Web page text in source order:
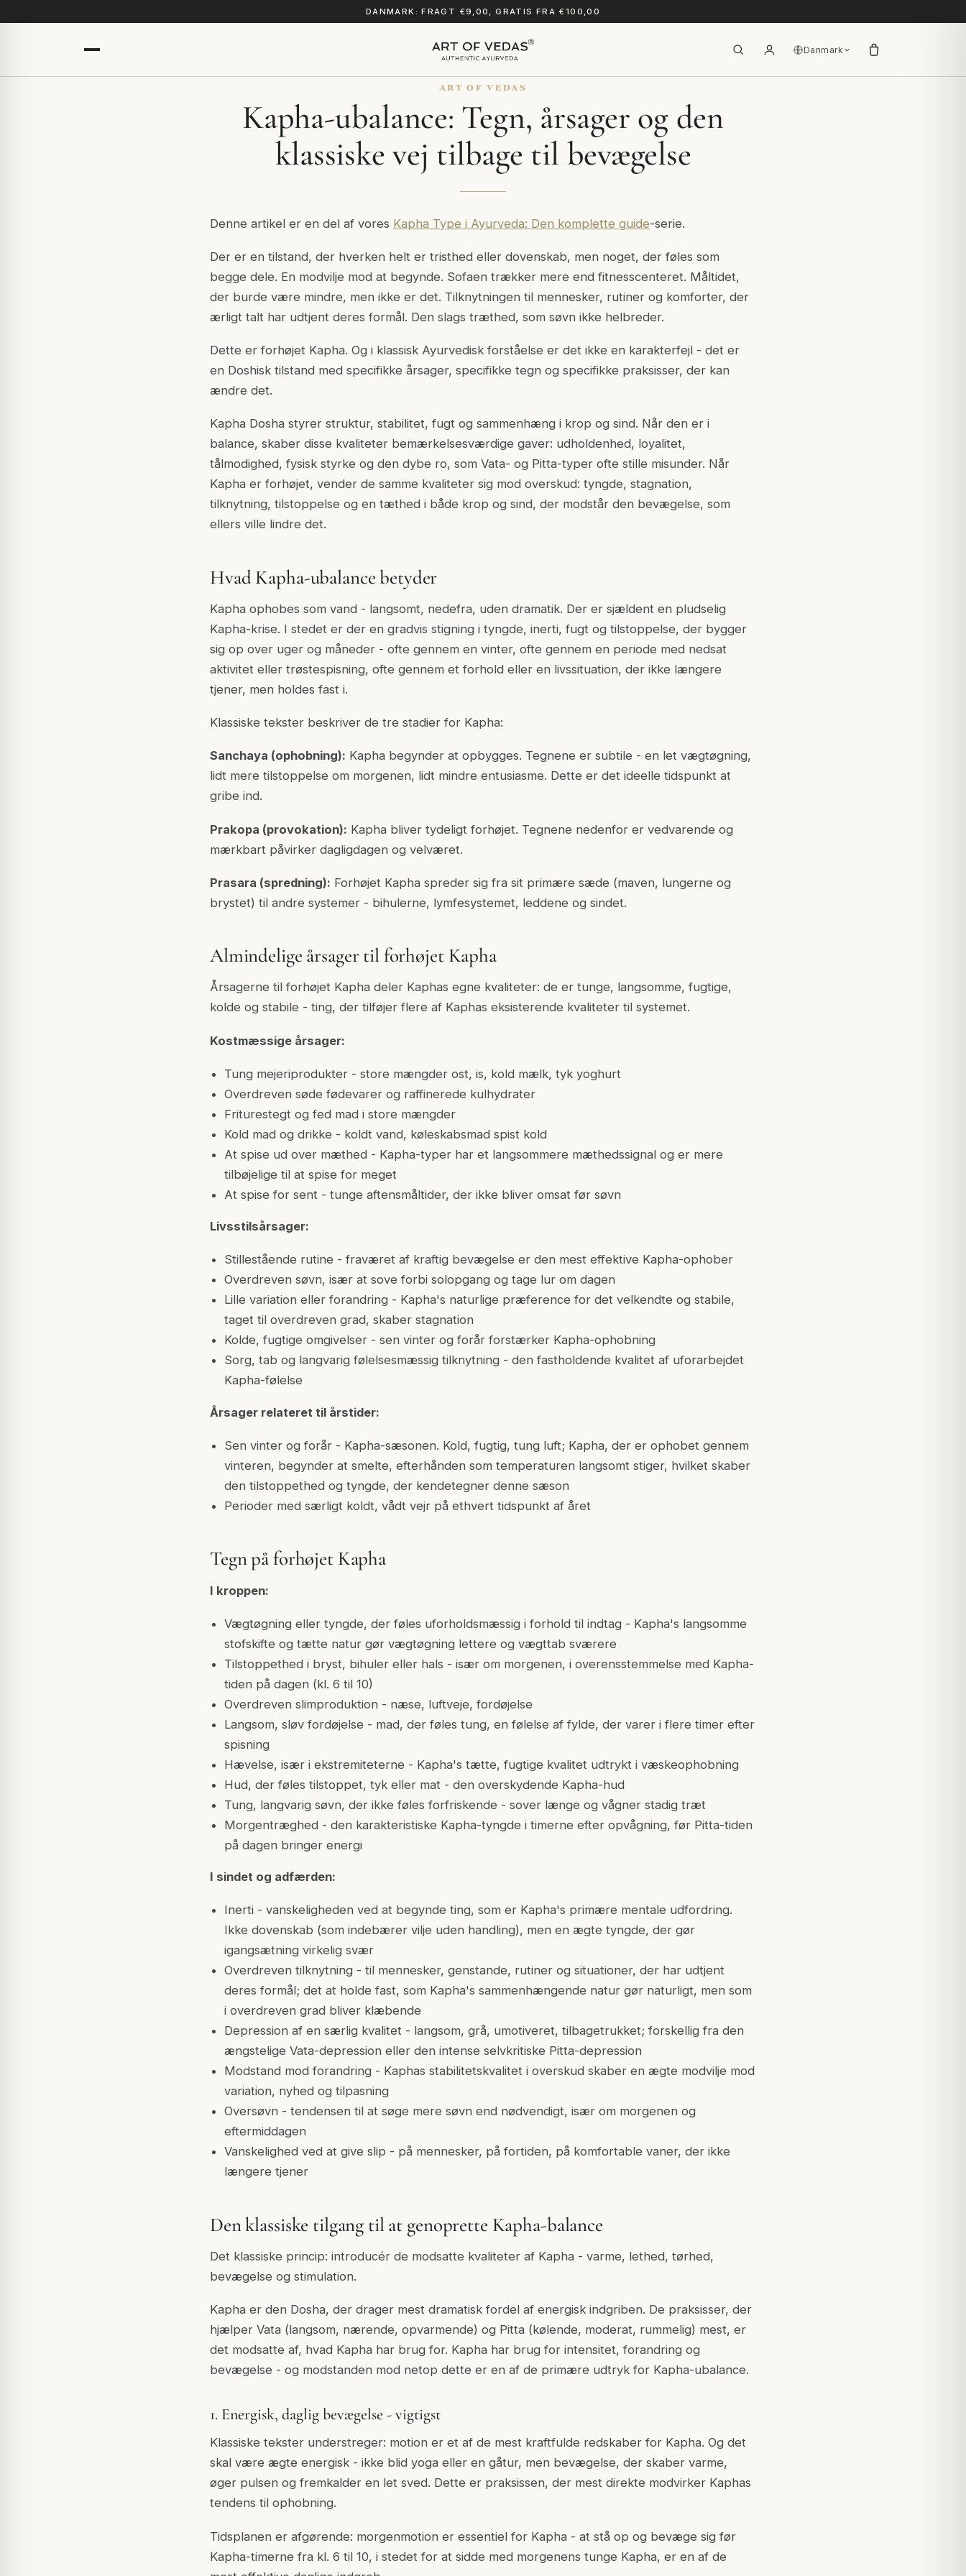
DANMARK: FRAGT €9,00, GRATIS FRA €100,00
Danmark
ART OF VEDAS
Kapha-ubalance: Tegn, årsager og den
klassiske vej tilbage til bevægelse
Denne artikel er en del af vores Kapha Type i Ayurveda: Den komplette guide-serie.
Der er en tilstand, der hverken helt er tristhed eller dovenskab, men noget, der føles som
begge dele. En modvilje mod at begynde. Sofaen trækker mere end fitnesscenteret. Måltidet,
der burde være mindre, men ikke er det. Tilknytningen til mennesker, rutiner og komforter, der
ærligt talt har udtjent deres formål. Den slags træthed, som søvn ikke helbreder.
Dette er forhøjet Kapha. Og i klassisk Ayurvedisk forståelse er det ikke en karakterfejl - det er
en Doshisk tilstand med specifikke årsager, specifikke tegn og specifikke praksisser, der kan
ændre det.
Kapha Dosha styrer struktur, stabilitet, fugt og sammenhæng i krop og sind. Når den er i
balance, skaber disse kvaliteter bemærkelsesværdige gaver: udholdenhed, loyalitet,
tålmodighed, fysisk styrke og den dybe ro, som Vata- og Pitta-typer ofte stille misunder. Når
Kapha er forhøjet, vender de samme kvaliteter sig mod overskud: tyngde, stagnation,
tilknytning, tilstoppelse og en tæthed i både krop og sind, der modstår den bevægelse, som
ellers ville lindre det.
Hvad Kapha-ubalance betyder
Kapha ophobes som vand - langsomt, nedefra, uden dramatik. Der er sjældent en pludselig
Kapha-krise. I stedet er der en gradvis stigning i tyngde, inerti, fugt og tilstoppelse, der bygger
sig op over uger og måneder - ofte gennem en vinter, ofte gennem en periode med nedsat
aktivitet eller trøstespisning, ofte gennem et forhold eller en livssituation, der ikke længere
tjener, men holdes fast i.
Klassiske tekster beskriver de tre stadier for Kapha:
Sanchaya (ophobning): Kapha begynder at opbygges. Tegnene er subtile - en let vægtøgning,
lidt mere tilstoppelse om morgenen, lidt mindre entusiasme. Dette er det ideelle tidspunkt at
gribe ind.
Prakopa (provokation): Kapha bliver tydeligt forhøjet. Tegnene nedenfor er vedvarende og
mærkbart påvirker dagligdagen og velværet.
Prasara (spredning): Forhøjet Kapha spreder sig fra sit primære sæde (maven, lungerne og
brystet) til andre systemer - bihulerne, lymfesystemet, leddene og sindet.
Almindelige årsager til forhøjet Kapha
Årsagerne til forhøjet Kapha deler Kaphas egne kvaliteter: de er tunge, langsomme, fugtige,
kolde og stabile - ting, der tilføjer flere af Kaphas eksisterende kvaliteter til systemet.
Kostmæssige årsager:
Tung mejeriprodukter - store mængder ost, is, kold mælk, tyk yoghurt
Overdreven søde fødevarer og raffinerede kulhydrater
Friturestegt og fed mad i store mængder
Kold mad og drikke - koldt vand, køleskabsmad spist kold
At spise ud over mæthed - Kapha-typer har et langsommere mæthedssignal og er mere
tilbøjelige til at spise for meget
At spise for sent - tunge aftensmåltider, der ikke bliver omsat før søvn
Livsstilsårsager:
Stillestående rutine - fraværet af kraftig bevægelse er den mest effektive Kapha-ophober
Overdreven søvn, især at sove forbi solopgang og tage lur om dagen
Lille variation eller forandring - Kapha's naturlige præference for det velkendte og stabile,
taget til overdreven grad, skaber stagnation
Kolde, fugtige omgivelser - sen vinter og forår forstærker Kapha-ophobning
Sorg, tab og langvarig følelsesmæssig tilknytning - den fastholdende kvalitet af uforarbejdet
Kapha-følelse
Årsager relateret til årstider:
Sen vinter og forår - Kapha-sæsonen. Kold, fugtig, tung luft; Kapha, der er ophobet gennem
vinteren, begynder at smelte, efterhånden som temperaturen langsomt stiger, hvilket skaber
den tilstoppethed og tyngde, der kendetegner denne sæson
Perioder med særligt koldt, vådt vejr på ethvert tidspunkt af året
Tegn på forhøjet Kapha
I kroppen:
Vægtøgning eller tyngde, der føles uforholdsmæssig i forhold til indtag - Kapha's langsomme
stofskifte og tætte natur gør vægtøgning lettere og vægttab sværere
Tilstoppethed i bryst, bihuler eller hals - især om morgenen, i overensstemmelse med Kapha-
tiden på dagen (kl. 6 til 10)
Overdreven slimproduktion - næse, luftveje, fordøjelse
Langsom, sløv fordøjelse - mad, der føles tung, en følelse af fylde, der varer i flere timer efter
spisning
Hævelse, især i ekstremiteterne - Kapha's tætte, fugtige kvalitet udtrykt i væskeophobning
Hud, der føles tilstoppet, tyk eller mat - den overskydende Kapha-hud
Tung, langvarig søvn, der ikke føles forfriskende - sover længe og vågner stadig træt
Morgentræghed - den karakteristiske Kapha-tyngde i timerne efter opvågning, før Pitta-tiden
på dagen bringer energi
I sindet og adfærden:
Inerti - vanskeligheden ved at begynde ting, som er Kapha's primære mentale udfordring.
Ikke dovenskab (som indebærer vilje uden handling), men en ægte tyngde, der gør
igangsætning virkelig svær
Overdreven tilknytning - til mennesker, genstande, rutiner og situationer, der har udtjent
deres formål; det at holde fast, som Kapha's sammenhængende natur gør naturligt, men som
i overdreven grad bliver klæbende
Depression af en særlig kvalitet - langsom, grå, umotiveret, tilbagetrukket; forskellig fra den
ængstelige Vata-depression eller den intense selvkritiske Pitta-depression
Modstand mod forandring - Kaphas stabilitetskvalitet i overskud skaber en ægte modvilje mod
variation, nyhed og tilpasning
Oversøvn - tendensen til at søge mere søvn end nødvendigt, især om morgenen og
eftermiddagen
Vanskelighed ved at give slip - på mennesker, på fortiden, på komfortable vaner, der ikke
længere tjener
Den klassiske tilgang til at genoprette Kapha-balance
Det klassiske princip: introducér de modsatte kvaliteter af Kapha - varme, lethed, tørhed,
bevægelse og stimulation.
Kapha er den Dosha, der drager mest dramatisk fordel af energisk indgriben. De praksisser, der
hjælper Vata (langsom, nærende, opvarmende) og Pitta (kølende, moderat, rummelig) mest, er
det modsatte af, hvad Kapha har brug for. Kapha har brug for intensitet, forandring og
bevægelse - og modstanden mod netop dette er en af de primære udtryk for Kapha-ubalance.
1. Energisk, daglig bevægelse - vigtigst
Klassiske tekster understreger: motion er et af de mest kraftfulde redskaber for Kapha. Og det
skal være ægte energisk - ikke blid yoga eller en gåtur, men bevægelse, der skaber varme,
øger pulsen og fremkalder en let sved. Dette er praksissen, der mest direkte modvirker Kaphas
tendens til ophobning.
Tidsplanen er afgørende: morgenmotion er essentiel for Kapha - at stå op og bevæge sig før
Kapha-timerne fra kl. 6 til 10, i stedet for at sidde med morgenens tunge Kapha, er en af de